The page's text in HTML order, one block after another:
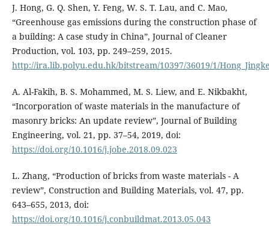
J. Hong, G. Q. Shen, Y. Feng, W. S. T. Lau, and C. Mao,
“Greenhouse gas emissions during the construction phase of
a building: A case study in China”, Journal of Cleaner
Production, vol. 103, pp. 249–259, 2015.
http://ira.lib.polyu.edu.hk/bitstream/10397/36019/1/
A. Al-Fakih, B. S. Mohammed, M. S. Liew, and E. Nikbakht,
“Incorporation of waste materials in the manufacture of
masonry bricks: An update review”, Journal of Building
Engineering, vol. 21, pp. 37–54, 2019, doi:
https://doi.org/10.1016/j.jobe.2018.09.023
L. Zhang, “Production of bricks from waste materials - A
review”, Construction and Building Materials, vol. 47, pp.
643–655, 2013, doi:
https://doi.org/10.1016/j.conbuildmat.2013.05.043